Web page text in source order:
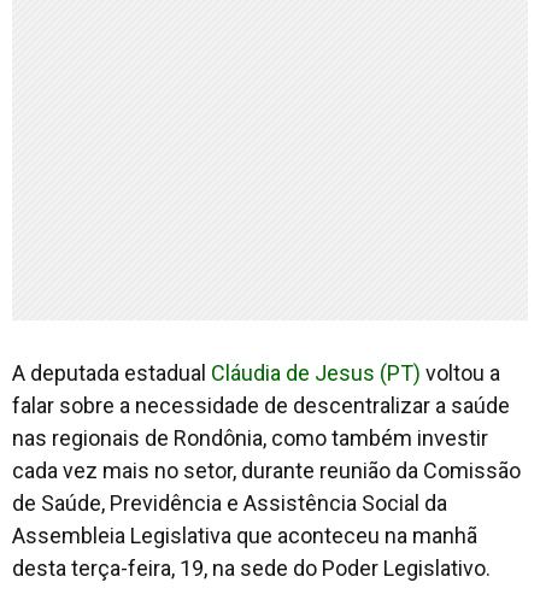
A deputada estadual Cláudia de Jesus (PT) voltou a
falar sobre a necessidade de descentralizar a saúde
nas regionais de Rondônia, como também investir
cada vez mais no setor, durante reunião da Comissão
de Saúde, Previdência e Assistência Social da
Assembleia Legislativa que aconteceu na manhã
desta terça-feira, 19, na sede do Poder Legislativo.